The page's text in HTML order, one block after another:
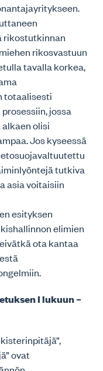
rikostutkinnan
rikosvastuun
tavalla korkea,
totaalisesti
jossa
olisi
Jos kyseessä
tutkiva
asia voitaisiin
esityksen
elimien
ota kantaa
I lukuun –
ovat